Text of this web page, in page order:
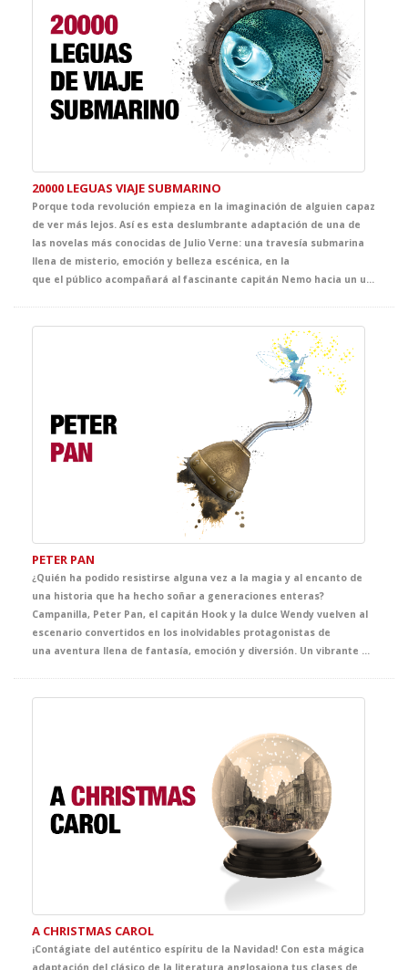
20000 LEGUAS VIAJE SUBMARINO
Porque toda revolución empieza en la imaginación de alguien capaz
de ver más lejos. Así es esta deslumbrante adaptación de una de
las novelas más conocidas de Julio Verne: una travesía submarina
llena de misterio, emoción y belleza escénica, en la
que el público acompañará al fascinante capitán Nemo hacia un universo desconocido. Un espectáculo que celebra el poder de la fantasía como origen de los grandes avances científicos.
PETER PAN
¿Quién ha podido resistirse alguna vez a la magia y al encanto de
una historia que ha hecho soñar a generaciones enteras?
Campanilla, Peter Pan, el capitán Hook y la dulce Wendy vuelven al
escenario convertidos en los inolvidables protagonistas de
una aventura llena de fantasía, emoción y diversión. Un vibrante musical en inglés que hará disfrutar a los más pequeños del cole mientras viven, casi sin darse cuenta, una de las clases de inglés más mágicas del curso.
A CHRISTMAS CAROL
¡Contágiate del auténtico espíritu de la Navidad! Con esta mágica